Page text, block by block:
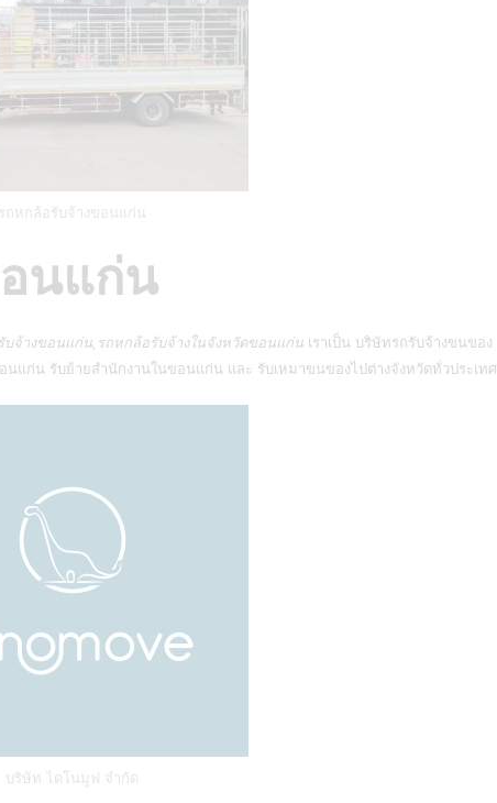
รถหกล้อรับจ้างขอนแก่น
นแก่น
บจ้างขอนแก่น,รถหกล้อรับจ้างในจังหวัดขอนแก่น เราเป็น บริษัทรถรับจ้างขนของ
แก่น รับย้ายสำนักงานในขอนแก่น และ รับเหมาขนของไปต่างจังหวัดทั่วประเทศ
บริษัท ไดโนมูฟ จำกัด